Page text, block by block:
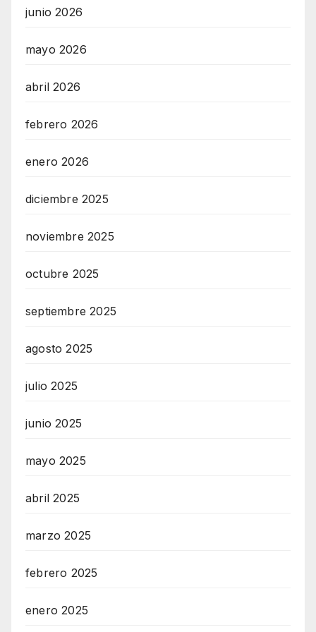
junio 2026
mayo 2026
abril 2026
febrero 2026
enero 2026
diciembre 2025
noviembre 2025
octubre 2025
septiembre 2025
agosto 2025
julio 2025
junio 2025
mayo 2025
abril 2025
marzo 2025
febrero 2025
enero 2025